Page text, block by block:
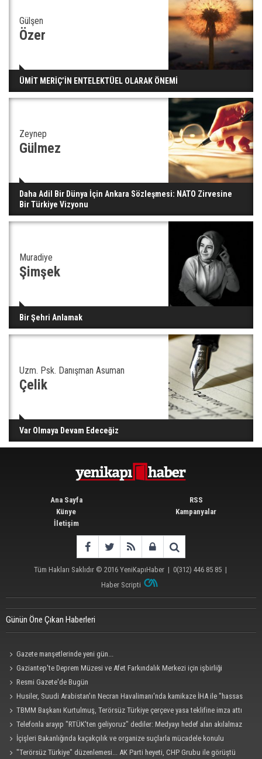
Ünlü türkücü Mahmut Tuncer estetik operasyon
geçirdi: Son hali gündem oldu
Yerli turist 229,7 milyar lira seyahat harcaması
yaptı
Gazze'deki Sağlık Bakanlığı duyurdu: Vahşetin
pençesinde 2 salgın vaka tespit edildi
Gülşen
Özer
ÜMİT MERİÇ’İN ENTELEKTÜEL OLARAK ÖNEMİ
Zeynep
Gülmez
Daha Adil Bir Dünya İçin Ankara Sözleşmesi: NATO Zirvesine
Bir Türkiye Vizyonu
Muradiye
Şimşek
Bir Şehri Anlamak
Uzm. Psk. Danışman Asuman
Çelik
Var Olmaya Devam Edeceğiz
Ana Sayfa
Künye
İletişim
RSS
Kampanyalar
Tüm Hakları Saklıdır © 2016 YeniKapıHaber| 0(312) 446 85 85|
Haber Scripti
Günün Öne Çıkan Haberleri
Gazete manşetlerinde yeni gün...
Gaziantep'te Deprem Müzesi ve Afet Farkındalık Merkezi için işbirliği
protokolü imzalandı
Resmi Gazete'de Bugün
Husiler, Suudi Arabistan'ın Necran Havalimanı'nda kamikaze İHA ile "hassas
bir hedefi" vurduklarını açıkladı
TBMM Başkanı Kurtulmuş, Terörsüz Türkiye çerçeve yasa teklifine imza attı
Telefonla arayıp "RTÜK'ten geliyoruz" dediler: Medyayı hedef alan akılalmaz
tuzak ifşa oldu
İçişleri Bakanlığında kaçakçılık ve organize suçlarla mücadele konulu
güvenlik toplantısı yapıldı
"Terörsüz Türkiye" düzenlemesi... AK Parti heyeti, CHP Grubu ile görüştü